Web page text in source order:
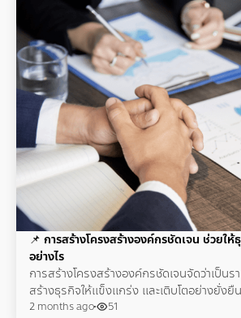
📌 การสร้างโครงสร้างองค์กรชัดเจน ช่วยให้
อย่างไร
การสร้างโครงสร้างองค์กรชัดเจนจัดว่าเป็น
สร้างธุรกิจให้แข็งแกร่ง และเติบโตอย่างยั่งยื
ความผิดพลาดที่อาจเกิดขึ้นในอนาคตได้
2 months ago 51